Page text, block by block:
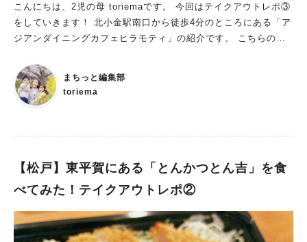
こんにちは、2児の母 toriemaです。 今回はテイクアウトレポ③
をしていきます！ 北小金駅南口から徒歩4分のところにある「ア
ジアンダイニングカフェヒラモティ」の紹介です。 こちらのバ
クアウトしています。 ハマった理由が3つあるので聞いてくださ
い。
まちっと編集部
toriema
【松戸】東平賀にある「とんかつとん吉」を食
べてみた！テイクアウトレポ②